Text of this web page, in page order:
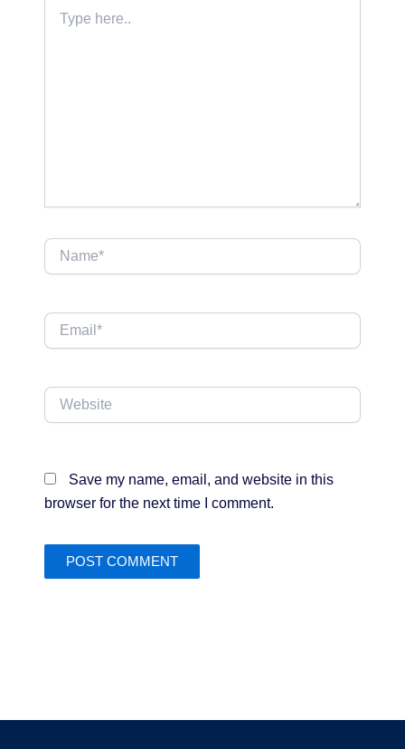
here..
Name*
Email*
Website
Save my name, email, and website in this
browser for the next time I comment.